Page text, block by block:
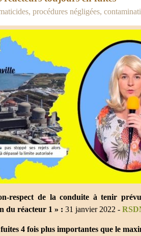
procédures négligées,
respect de la conduite à tenir
du réacteur 1 » : 31 janvier 2022 -
4 fois plus importantes que le